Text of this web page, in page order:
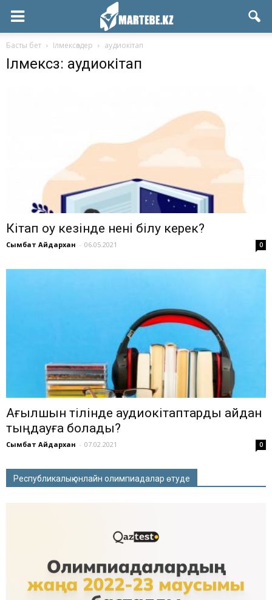
Басты бет Ілмексөздер аудиокітап
Ілмексөз: аудиокітап
Кітап оқу кезінде нені білу керек?
Сымбат Айдархан - 06.05.2021 0
Ағылшын тілінде аудиокітаптарды қайдан
тыңдауға болады?
Сымбат Айдархан - 07.02.2021 0
Республикалық онлайн олимпиадалар өтуде